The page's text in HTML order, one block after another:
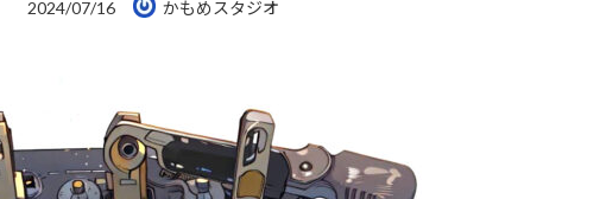
2024/07/16 かもめスタジオ